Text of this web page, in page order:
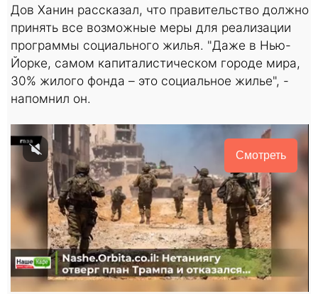
Дов Ханин рассказал, что правительство должно
принять все возможные меры для реализации
программы социального жилья. "Даже в Нью-
Йорке, самом капиталистическом городе мира,
30% жилого фонда – это социальное жилье", -
напомнил он.
Смотреть